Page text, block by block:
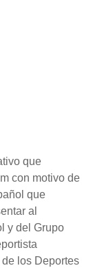
que
con motivo de
que
al
y del Grupo
los Deportes